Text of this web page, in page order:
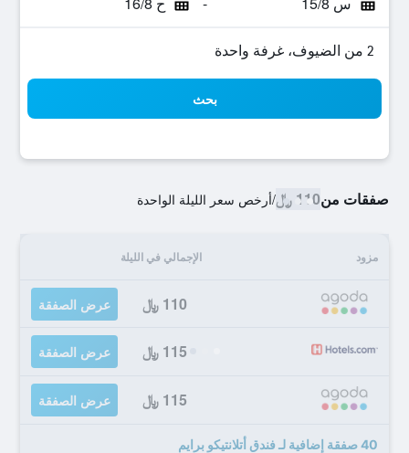
2 من الضيوف، غرفة واحدة
بحث
صفقات من110 ﷼ /أرخص سعر الليلة الواحدة
مزود الإجمالي في الليلة
110 ﷼ عرض الصفقة
115 ﷼ عرض الصفقة
115 ﷼ عرض الصفقة
40 صفقة إضافية لـ فندق أتلانتيكو برايم